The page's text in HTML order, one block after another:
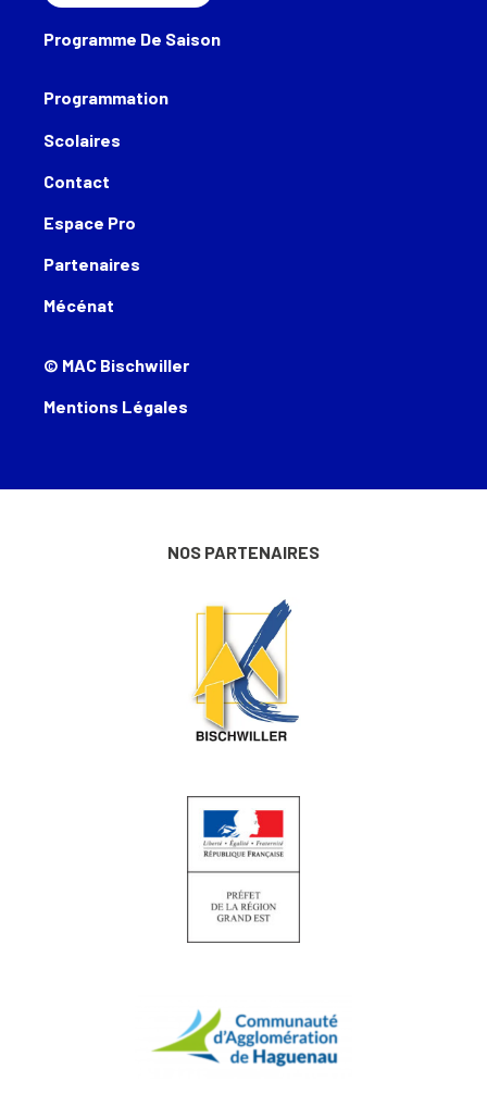
Programmation
Scolaires
Contact
Espace Pro
Partenaires
Mécénat
Programme De Saison
© MAC Bischwiller
Mentions Légales
NOS PARTENAIRES